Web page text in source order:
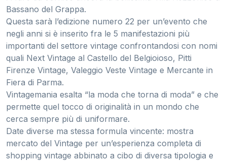
Bassano del Grappa.
Questa sarà l’edizione numero 22 per un’evento che
negli anni si è inserito fra le 5 manifestazioni più
importanti del settore vintage confrontandosi con nomi
quali Next Vintage al Castello del Belgioioso, Pitti
Firenze Vintage, Valeggio Veste Vintage e Mercante in
Fiera di Parma.
Vintagemania esalta “la moda che torna di moda” e che
permette quel tocco di originalità in un mondo che
cerca sempre più di uniformare.
Date diverse ma stessa formula vincente: mostra
mercato del Vintage per un’esperienza completa di
shopping vintage abbinato a cibo di diversa tipologia e